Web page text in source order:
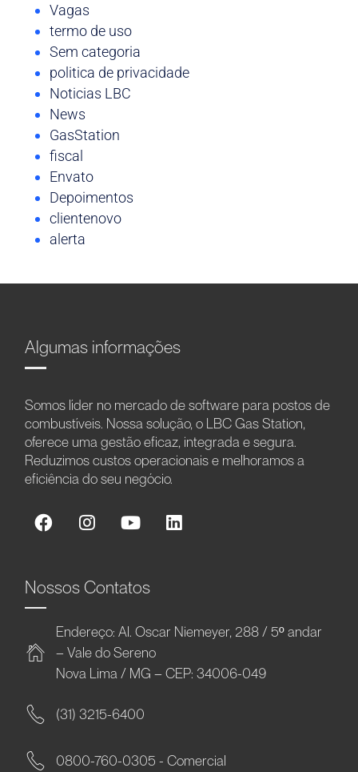
Vagas
termo de uso
Sem categoria
politica de privacidade
Noticias LBC
News
GasStation
fiscal
Envato
Depoimentos
clientenovo
alerta
Algumas informações
Somos líder no mercado de software para postos de
combustíveis. Nossa solução, o LBC Gas Station,
oferece uma gestão eficaz, integrada e segura.
Reduzimos custos operacionais e melhoramos a
eficiência do seu negócio.
Nossos Contatos
Endereço: Al. Oscar Niemeyer, 288 / 5º andar
– Vale do Sereno
Nova Lima / MG – CEP: 34006-049
(31) 3215-6400
0800-760-0305 - Comercial